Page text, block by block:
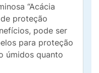
“Acácia
proteção
pode ser
para proteção
úmidos quanto